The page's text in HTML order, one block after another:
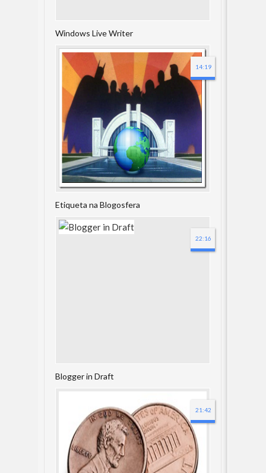
Windows Live Writer
Etiqueta na Blogosfera
14:19
Blogger in Draft
22:16
21:42